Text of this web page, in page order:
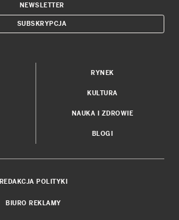
NEWSLETTER
SUBSKRYPCJA
RYNEK
KULTURA
NAUKA I ZDROWIE
BLOGI
REDAKCJA POLITYKI
BIURO REKLAMY